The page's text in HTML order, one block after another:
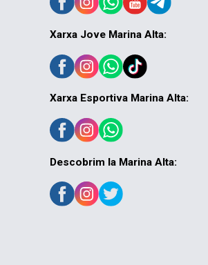
Xarxa Jove Marina Alta:
Xarxa Esportiva Marina Alta:
Descobrim la Marina Alta: